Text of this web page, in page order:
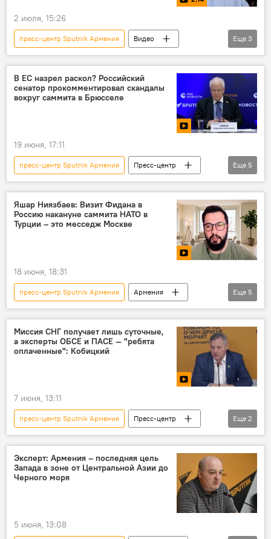
2 июля, 15:26
пресс-центр Sputnik Армения
Видео
Израиль
Геноцид армян
Пресс-центр
Еще 3
В ЕС назрел раскол? Российский
сенатор прокомментировал скандалы
вокруг саммита в Брюсселе
19 июня, 17:11
пресс-центр Sputnik Армения
Пресс-центр
Россия
ЕС
Совет Федерации
Видео
Аналитика
Еще 5
Яшар Ниязбаев: Визит Фидана в
Россию накануне саммита НАТО в
Турции – это месседж Москве
18 июня, 18:31
пресс-центр Sputnik Армения
Армения
Новости Армения
Аналитика
Политика
Пресс-центр
Еще 5
Миссия СНГ получает лишь суточные,
а эксперты ОБСЕ и ПАСЕ — "ребята
оплаченные": Кобицкий
7 июня, 13:11
пресс-центр Sputnik Армения
Пресс-центр
Армения
Новости Армения
Еще 2
Эксперт: Армения – последняя цель
Запада в зоне от Центральной Азии до
Черного моря
5 июня, 13:08